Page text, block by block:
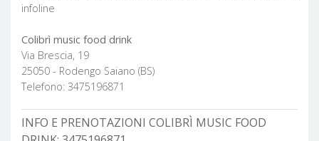
infoline
Colibrì music food drink
Via Brescia, 19
25050 - Rodengo Saiano (BS)
Telefono: 3475196871
INFO E PRENOTAZIONI COLIBRÌ MUSIC FOOD